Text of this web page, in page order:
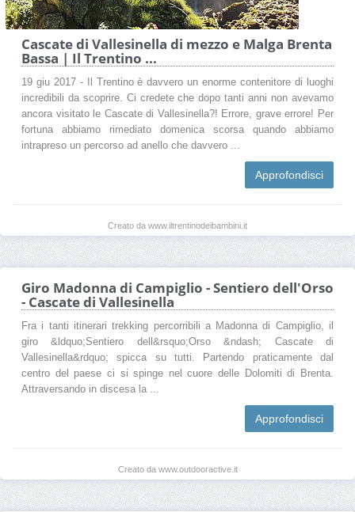
Cascate di Vallesinella di mezzo e Malga Brenta
Bassa | Il Trentino ...
19 giu 2017 - Il Trentino è davvero un enorme contenitore di luoghi
incredibili da scoprire. Ci credete che dopo tanti anni non avevamo
ancora visitato le Cascate di Vallesinella?! Errore, grave errore! Per
fortuna abbiamo rimediato domenica scorsa quando abbiamo
intrapreso un percorso ad anello che davvero ...
Approfondisci
Creato da www.iltrentinodeibambini.it
Giro Madonna di Campiglio - Sentiero dell'Orso
- Cascate di Vallesinella
Fra i tanti itinerari trekking percorribili a Madonna di Campiglio, il
giro &ldquo;Sentiero dell&rsquo;Orso &ndash; Cascate di
Vallesinella&rdquo; spicca su tutti. Partendo praticamente dal
centro del paese ci si spinge nel cuore delle Dolomiti di Brenta.
Attraversando in discesa la ...
Approfondisci
Creato da www.outdooractive.it